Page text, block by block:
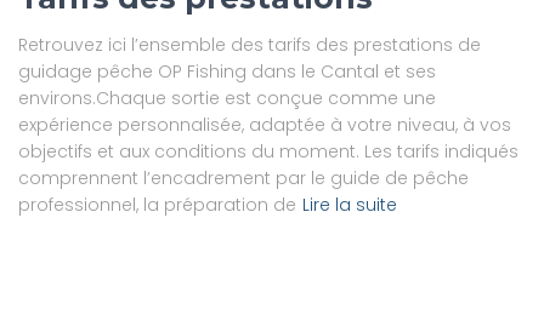
Retrouvez ici l’ensemble des tarifs des prestations de
guidage pêche OP Fishing dans le Cantal et ses
environs.Chaque sortie est conçue comme une
expérience personnalisée, adaptée à votre niveau, à vos
objectifs et aux conditions du moment. Les tarifs indiqués
comprennent l’encadrement par le guide de pêche
professionnel, la préparation de Lire la suite